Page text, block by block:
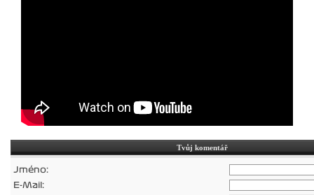
Tvůj komentář
Jméno:
E-Mail: